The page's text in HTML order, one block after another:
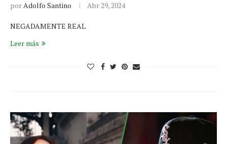
porAdolfo Santino Abr 29, 2024
NEGADAMENTE REAL
Leer más